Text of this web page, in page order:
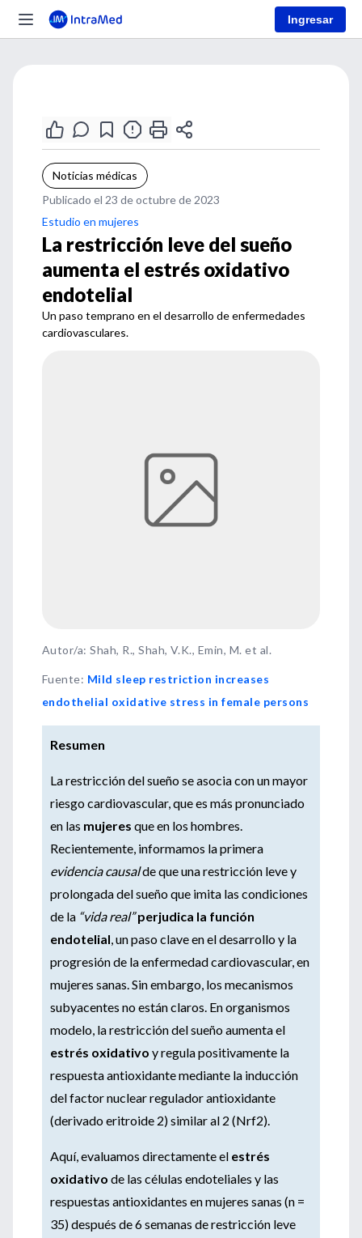
Ingresar
Noticias médicas
Publicado el 23 de octubre de 2023
Estudio en mujeres
La restricción leve del sueño
aumenta el estrés oxidativo
endotelial
Un paso temprano en el desarrollo de enfermedades
cardiovasculares.
Autor/a: Shah, R., Shah, V.K., Emin, M. et al.
Fuente: Mild sleep restriction increases
endothelial oxidative stress in female persons
Resumen
La restricción del sueño se asocia con un mayor
riesgo cardiovascular, que es más pronunciado
en las mujeres que en los hombres.
Recientemente, informamos la primera
evidencia causalde que una restricción leve y
prolongada del sueño que imita las condiciones
de la “vida real” perjudica la función
endotelial, un paso clave en el desarrollo y la
progresión de la enfermedad cardiovascular, en
mujeres sanas. Sin embargo, los mecanismos
subyacentes no están claros. En organismos
modelo, la restricción del sueño aumenta el
estrés oxidativo y regula positivamente la
respuesta antioxidante mediante la inducción
del factor nuclear regulador antioxidante
(derivado eritroide 2) similar al 2 (Nrf2).
Aquí, evaluamos directamente el estrés
oxidativo de las células endoteliales y las
respuestas antioxidantes en mujeres sanas (n =
35) después de 6 semanas de restricción leve